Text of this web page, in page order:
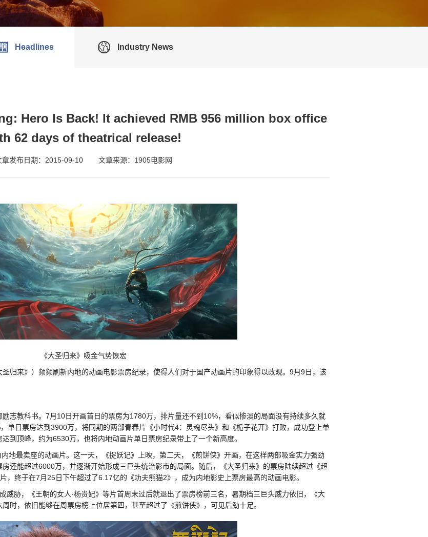
Headlines Industry News
Hero Is Back! It achieved RMB 956 million box office
62 days of theatrical release!
章发布日期：2015-09-10 文章来源：1905电影网
《大圣归来》吸金气势恢宏
归来》）频频刷新内地的动画电影票房纪录，使得人们对于国产动画片的印象得以改观。9月9日，该
志教科书。7月10日开画首日的票房为1780万，排片量还不到10%，看似惨淡的局面没有持续多久就
单日票房达到3900万，将同期的两部青春片《小时代4：灵魂尽头》和《栀子花开》打败，成功登上单
到顶峰，约为6530万，也将内地动画片单日票房纪录带上了一个新高度。
地最卖座的动画片。这一天，《捉妖记》上映，第二天，《煎饼侠》开画，在这样两部吸金实力强劲
还能超过6000万，并逐渐开始形成三巨头统治影市的局面。随后，《大圣归来》的票房陆续超过《超
，终于在7月25日下午超过了6.17亿的《功夫熊猫2》，成为内地影史上票房最高的动画电影。
威胁，《王朝的女人·杨贵妃》等片首周末过后就退出了票房榜前三名，暑期档三巨头威力依旧，《大
时，依旧能够在周票房榜上位居第四，甚至超过了《煎饼侠》，可见后劲十足。